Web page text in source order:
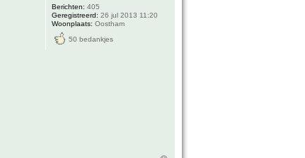
Berichten: 405
Geregistreerd: 26 jul 2013 11:20
Woonplaats: Oostham
50 bedankjes